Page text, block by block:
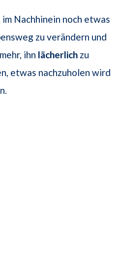
Nachhinein noch etwas
zu verändern und
ihn lächerlich zu
etwas nachzuholen wird